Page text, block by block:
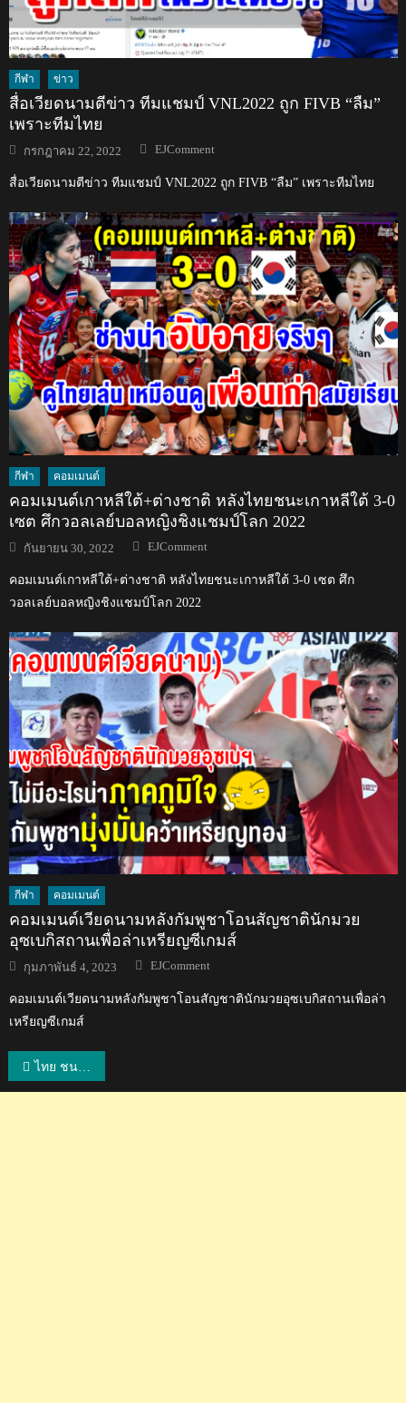
กีฬา ข่าว
สื่อเวียดนามตีข่าว ทีมแชมป์ VNL2022 ถูก FIVB “ลืม”
เพราะทีมไทย
Posted
on
กรกฎาคม 22, 2022 Author
EJComment
สื่อเวียดนามตีข่าว ทีมแชมป์ VNL2022 ถูก FIVB “ลืม” เพราะทีมไทย
กีฬา คอมเมนต์
คอมเมนต์เกาหลีใต้+ต่างชาติ หลังไทยชนะเกาหลีใต้ 3-0
เซต ศึกวอลเลย์บอลหญิงชิงแชมป์โลก 2022
Posted
on
กันยายน 30, 2022 Author
EJComment
คอมเมนต์เกาหลีใต้+ต่างชาติ หลังไทยชนะเกาหลีใต้ 3-0 เซต ศึก
วอลเลย์บอลหญิงชิงแชมป์โลก 2022
กีฬา คอมเมนต์
คอมเมนต์เวียดนามหลังกัมพูชาโอนสัญชาตินักมวย
อุซเบกิสถานเพื่อล่าเหรียญซีเกมส์
Posted
on
กุมภาพันธ์ 4, 2023 Author
EJComment
คอมเมนต์เวียดนามหลังกัมพูชาโอนสัญชาตินักมวยอุซเบกิสถานเพื่อล่า
เหรียญซีเกมส์
แนะแนว
ไทย ชนะ เมียนมา 2-0 เซต คว้าแชมป์ทีมชายเดี่ยว U21 ตะกร้อคิงส์ คัพ ครั้งที่ 36